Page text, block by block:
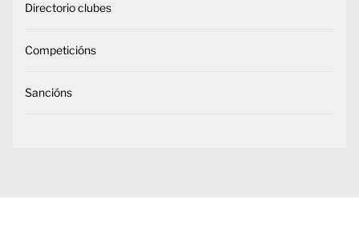
Directorio clubes
Competicións
Sancións